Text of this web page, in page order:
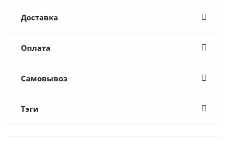
Доставка
Оплата
Самовывоз
Тэги